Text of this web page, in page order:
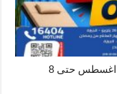
عروض هايبروان اليوم نهاية الاسبوع من 6 اغسطس حتى 8